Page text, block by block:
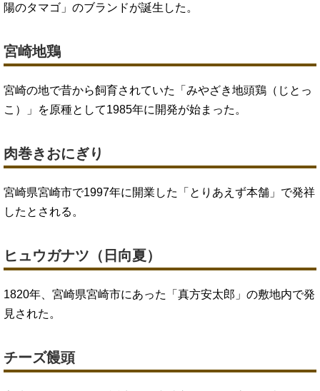
陽のタマゴ」のブランドが誕生した。
宮崎地鶏
宮崎の地で昔から飼育されていた「みやざき地頭鶏（じとっ
こ）」を原種として1985年に開発が始まった。
肉巻きおにぎり
宮崎県宮崎市で1997年に開業した「とりあえず本舗」で発祥
したとされる。
ヒュウガナツ（日向夏）
1820年、宮崎県宮崎市にあった「真方安太郎」の敷地内で発
見された。
チーズ饅頭